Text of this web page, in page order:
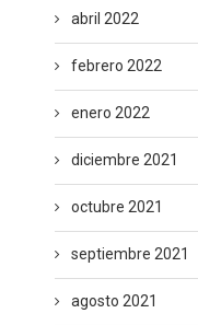
abril 2022
febrero 2022
enero 2022
diciembre 2021
octubre 2021
septiembre 2021
agosto 2021